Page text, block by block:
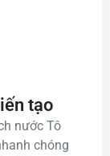
tạo
nước Tô
chóng